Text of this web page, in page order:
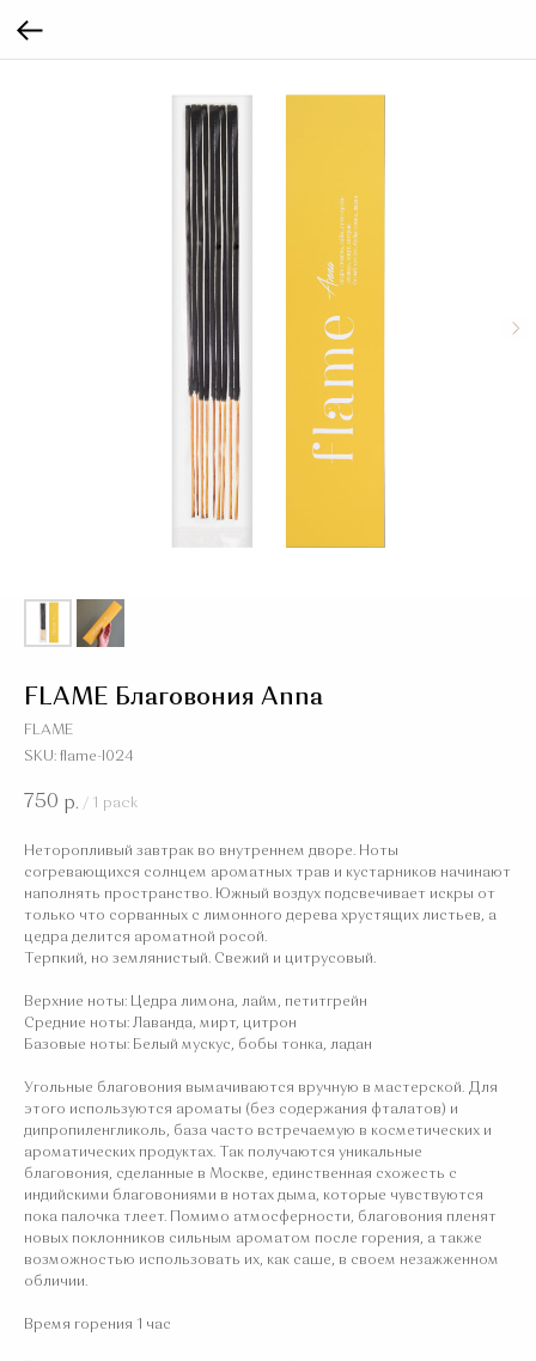
FLAME Благовония Anna
FLAME
SKU: flame-I024
750 р. / 1 pack
Неторопливый завтрак во внутреннем дворе. Ноты
согревающихся солнцем ароматных трав и кустарников начинают
наполнять пространство. Южный воздух подсвечивает искры от
только что сорванных с лимонного дерева хрустящих листьев, а
цедра делится ароматной росой.
Терпкий, но землянистый. Свежий и цитрусовый.
Верхние ноты: Цедра лимона, лайм, петитгрейн
Средние ноты: Лаванда, мирт, цитрон
Базовые ноты: Белый мускус, бобы тонка, ладан
Угольные благовония вымачиваются вручную в мастерской. Для
этого используются ароматы (без содержания фталатов) и
дипропиленгликоль, база часто встречаемую в косметических и
ароматических продуктах. Так получаются уникальные
благовония, сделанные в Москве, единственная схожесть с
индийскими благовониями в нотах дыма, которые чувствуются
пока палочка тлеет. Помимо атмосферности, благовония пленят
новых поклонников сильным ароматом после горения, а также
возможностью использовать их, как саше, в своем незажженном
обличии.
Время горения 1 час